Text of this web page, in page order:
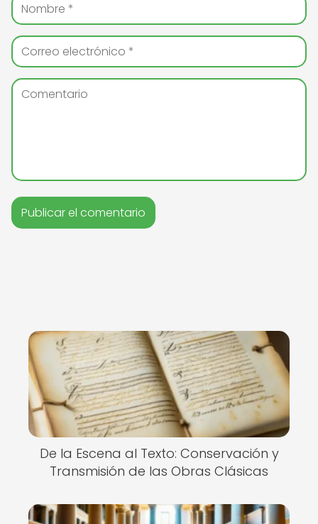
De la Escena al Texto: Conservación y
Transmisión de las Obras Clásicas